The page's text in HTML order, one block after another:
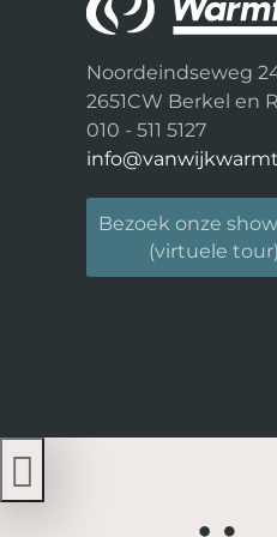
Noordeindseweg
2651CW Berkel en
010 - 511 5127
Bezoek onze
(virtuele tour)
